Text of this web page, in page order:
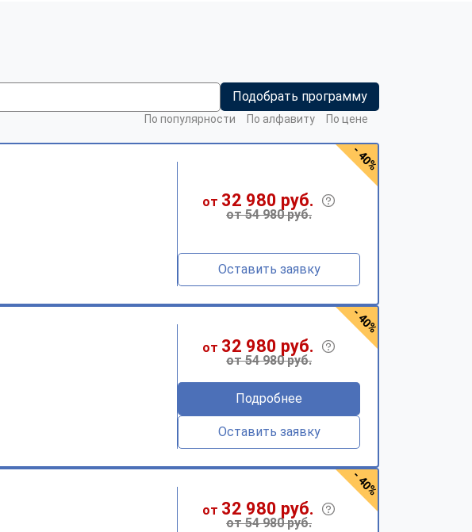
Подобрать программу
По популярности По алфавиту По цене
от 32 980 руб.
от 54 980 руб.
Оставить заявку
- 40%
от 32 980 руб.
от 54 980 руб.
Подробнее
Оставить заявку
- 40%
от 32 980 руб.
от 54 980 руб.
- 40%